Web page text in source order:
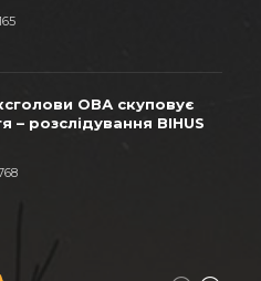
ОВА скуповує
– розслідування BIHUS